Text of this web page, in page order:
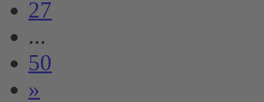
27
...
50
»